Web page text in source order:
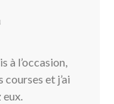
à l’occasion,
courses et j’ai
eux.